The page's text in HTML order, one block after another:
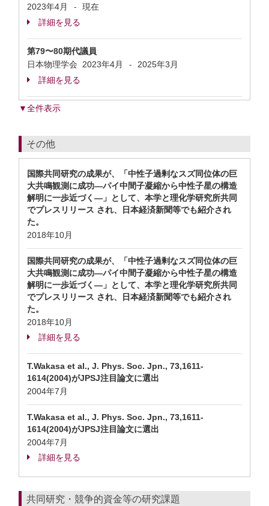
2023年4月
-
現在
詳細を見る
第79〜80期代議員
日本物理学会 2023年4月 -
2025年3月
詳細を見る
▼全件表示
その他
国際共同研究の成果が、「中性子過剰なスズ同位体の巨
大共鳴観測に成功—パイ中間子凝縮から中性子星の構造
解明に一歩近づく—」として、本学と理化学研究所共同
でプレスリリース され、日本経済新聞等でも紹介され
た。
2018年10月
国際共同研究の成果が、「中性子過剰なスズ同位体の巨
大共鳴観測に成功—パイ中間子凝縮から中性子星の構造
解明に一歩近づく—」として、本学と理化学研究所共同
でプレスリリース され、日本経済新聞等でも紹介され
た。
2018年10月
詳細を見る
T.Wakasa et al., J. Phys. Soc. Jpn., 73,1611-
1614(2004)がJPSJ注目論文に選出
2004年7月
T.Wakasa et al., J. Phys. Soc. Jpn., 73,1611-
1614(2004)がJPSJ注目論文に選出
2004年7月
詳細を見る
共同研究・競争的資金等の研究課題